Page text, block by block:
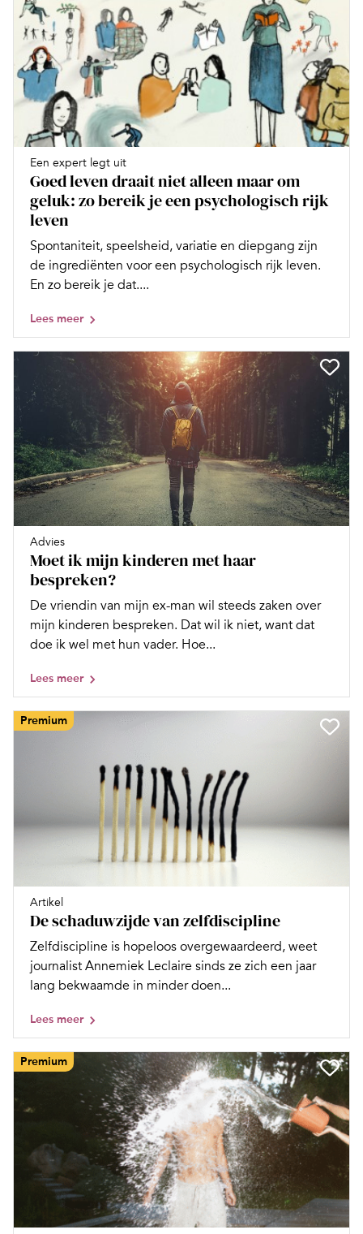
Een expert legt uit
Goed leven draait niet alleen maar om
geluk: zo bereik je een psychologisch rijk
leven
Spontaniteit, speelsheid, variatie en diepgang zijn
de ingrediënten voor een psychologisch rijk leven.
En zo bereik je dat....
Lees meer
Advies
Moet ik mijn kinderen met haar
bespreken?
De vriendin van mijn ex-man wil steeds zaken over
mijn kinderen bespreken. Dat wil ik niet, want dat
doe ik wel met hun vader. Hoe...
Lees meer
Premium
Artikel
De schaduwzijde van zelfdiscipline
Zelfdiscipline is hopeloos overgewaardeerd, weet
journalist Annemiek Leclaire sinds ze zich een jaar
lang bekwaamde in minder doen...
Lees meer
Premium